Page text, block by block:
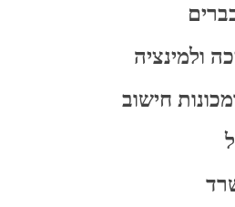
ולמינציה
חישוב